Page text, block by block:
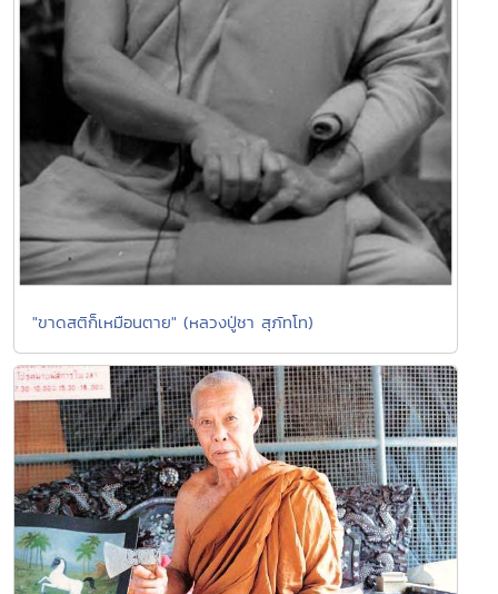
"ขาดสติก็เหมือนตาย" (หลวงปู่ชา สุภัทโท)